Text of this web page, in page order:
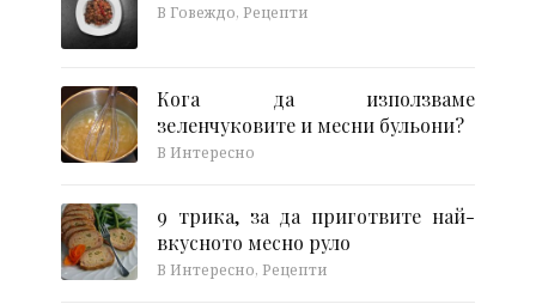
В Говеждо, Рецепти
Кога да използваме
зеленчуковите и месни бульони?
В Интересно
9 трика, за да приготвите най-
вкусното месно руло
В Интересно, Рецепти